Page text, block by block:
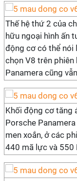
Thế hệ thứ 2 của
hữu ngoại hình ấn
động cơ có thể nói
chọn V8 trên phiên
Panamera cũng
Khối động cơ tăng
Porsche
men xoắn, ở các
440 mã lực và 550